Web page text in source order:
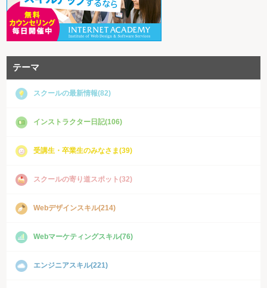
テーマ
スクールの最新情報(82)
インストラクター日記(106)
受講生・卒業生のみなさま(39)
スクールの寄り道スポット(32)
Webデザインスキル(214)
Webマーケティングスキル(76)
エンジニアスキル(221)